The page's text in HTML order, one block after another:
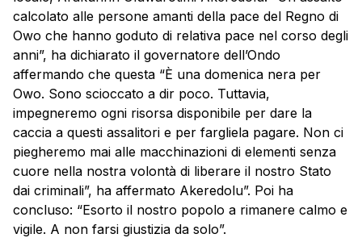
calcolato alle persone amanti della pace del Regno di
Owo che hanno goduto di relativa pace nel corso degli
anni”, ha dichiarato il governatore dell’Ondo
affermando che questa “È una domenica nera per
Owo. Sono scioccato a dir poco. Tuttavia,
impegneremo ogni risorsa disponibile per dare la
caccia a questi assalitori e per fargliela pagare. Non ci
piegheremo mai alle macchinazioni di elementi senza
cuore nella nostra volontà di liberare il nostro Stato
dai criminali”, ha affermato Akeredolu”. Poi ha
concluso: “Esorto il nostro popolo a rimanere calmo e
vigile. A non farsi giustizia da solo”.